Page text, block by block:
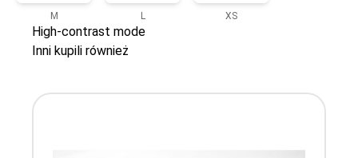
M L XS
High-contrast mode
Inni kupili również